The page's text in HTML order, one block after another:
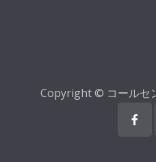
Copyright © コールセ